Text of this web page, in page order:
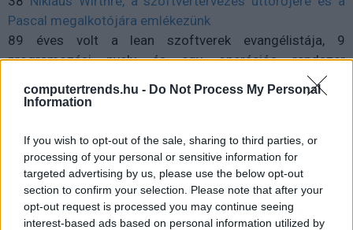
computertrends.hu - Do Not Process My Personal
Information
If you wish to opt-out of the sale, sharing to third parties, or
processing of your personal or sensitive information for
targeted advertising by us, please use the below opt-out
section to confirm your selection. Please note that after your
opt-out request is processed you may continue seeing
interest-based ads based on personal information utilized by
Pascal megalkotójára emlékezünk
89 éves volt a lean szoftverek evangélistája, 9
programozási nyelv és egy operációs rendszer
kidolgozója. Niklaus Wirth svájci informatikus
professzor újév napján halt meg, nagyjából hat héttel 90.
40Milyen technológiákkal találkozhatunk idén az
éttermekben?
A technológia időről időre megváltoztatja az éttermi
szegmenst, most sincs ez másként.